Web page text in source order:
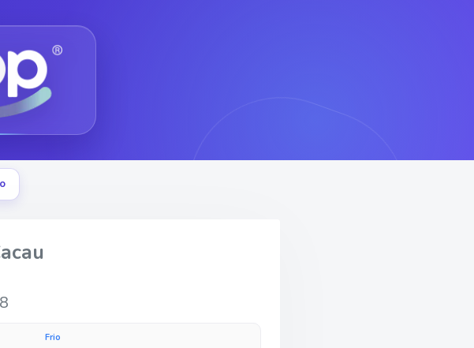
Frio